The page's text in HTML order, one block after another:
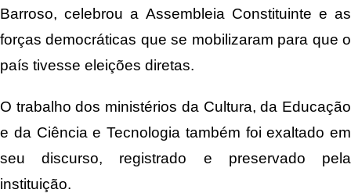
Barroso, celebrou a Assembleia Constituinte e as
forças democráticas que se mobilizaram para que o
país tivesse eleições diretas.
O trabalho dos ministérios da Cultura, da Educação
e da Ciência e Tecnologia também foi exaltado em
seu discurso, registrado e preservado pela
instituição.